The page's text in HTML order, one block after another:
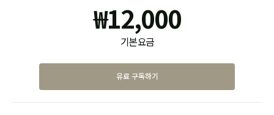
₩12,000
기본 요금
유료 구독하기